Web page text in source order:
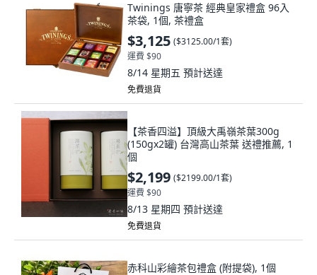
Twinings 唐寧茶 經典皇家禮盒 96入
茶袋, 1個, 茶禮盒
$3,125 ($3125.00/1套)
運費 $90
8/14 星期五 預計送達
免費退貨
【茶香四溢】頂級大禹嶺茶葉300g
(150gx2罐) 台灣高山茶葉 送禮推薦, 1
個
$2,199 ($2199.00/1套)
運費 $90
8/13 星期四 預計送達
免費退貨
赤科山彩繪茶包禮盒 (附提袋), 1個